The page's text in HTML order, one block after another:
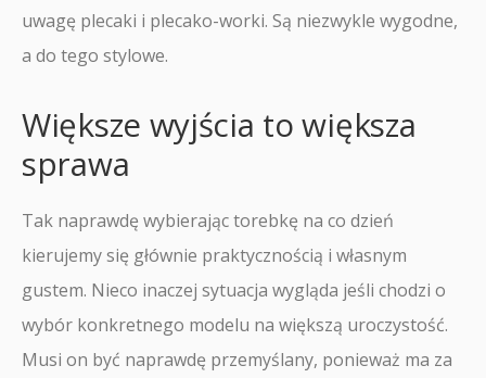
uwagę plecaki i plecako-worki. Są niezwykle wygodne,
a do tego stylowe.
Większe wyjścia to większa
sprawa
Tak naprawdę wybierając torebkę na co dzień
kierujemy się głównie praktycznością i własnym
gustem. Nieco inaczej sytuacja wygląda jeśli chodzi o
wybór konkretnego modelu na większą uroczystość.
Musi on być naprawdę przemyślany, ponieważ ma za